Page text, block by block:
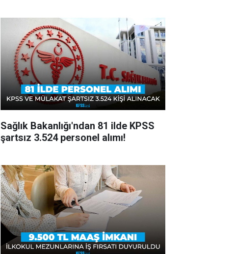
Sağlık Bakanlığı'ndan 81 ilde KPSS
şartsız 3.524 personel alımı!